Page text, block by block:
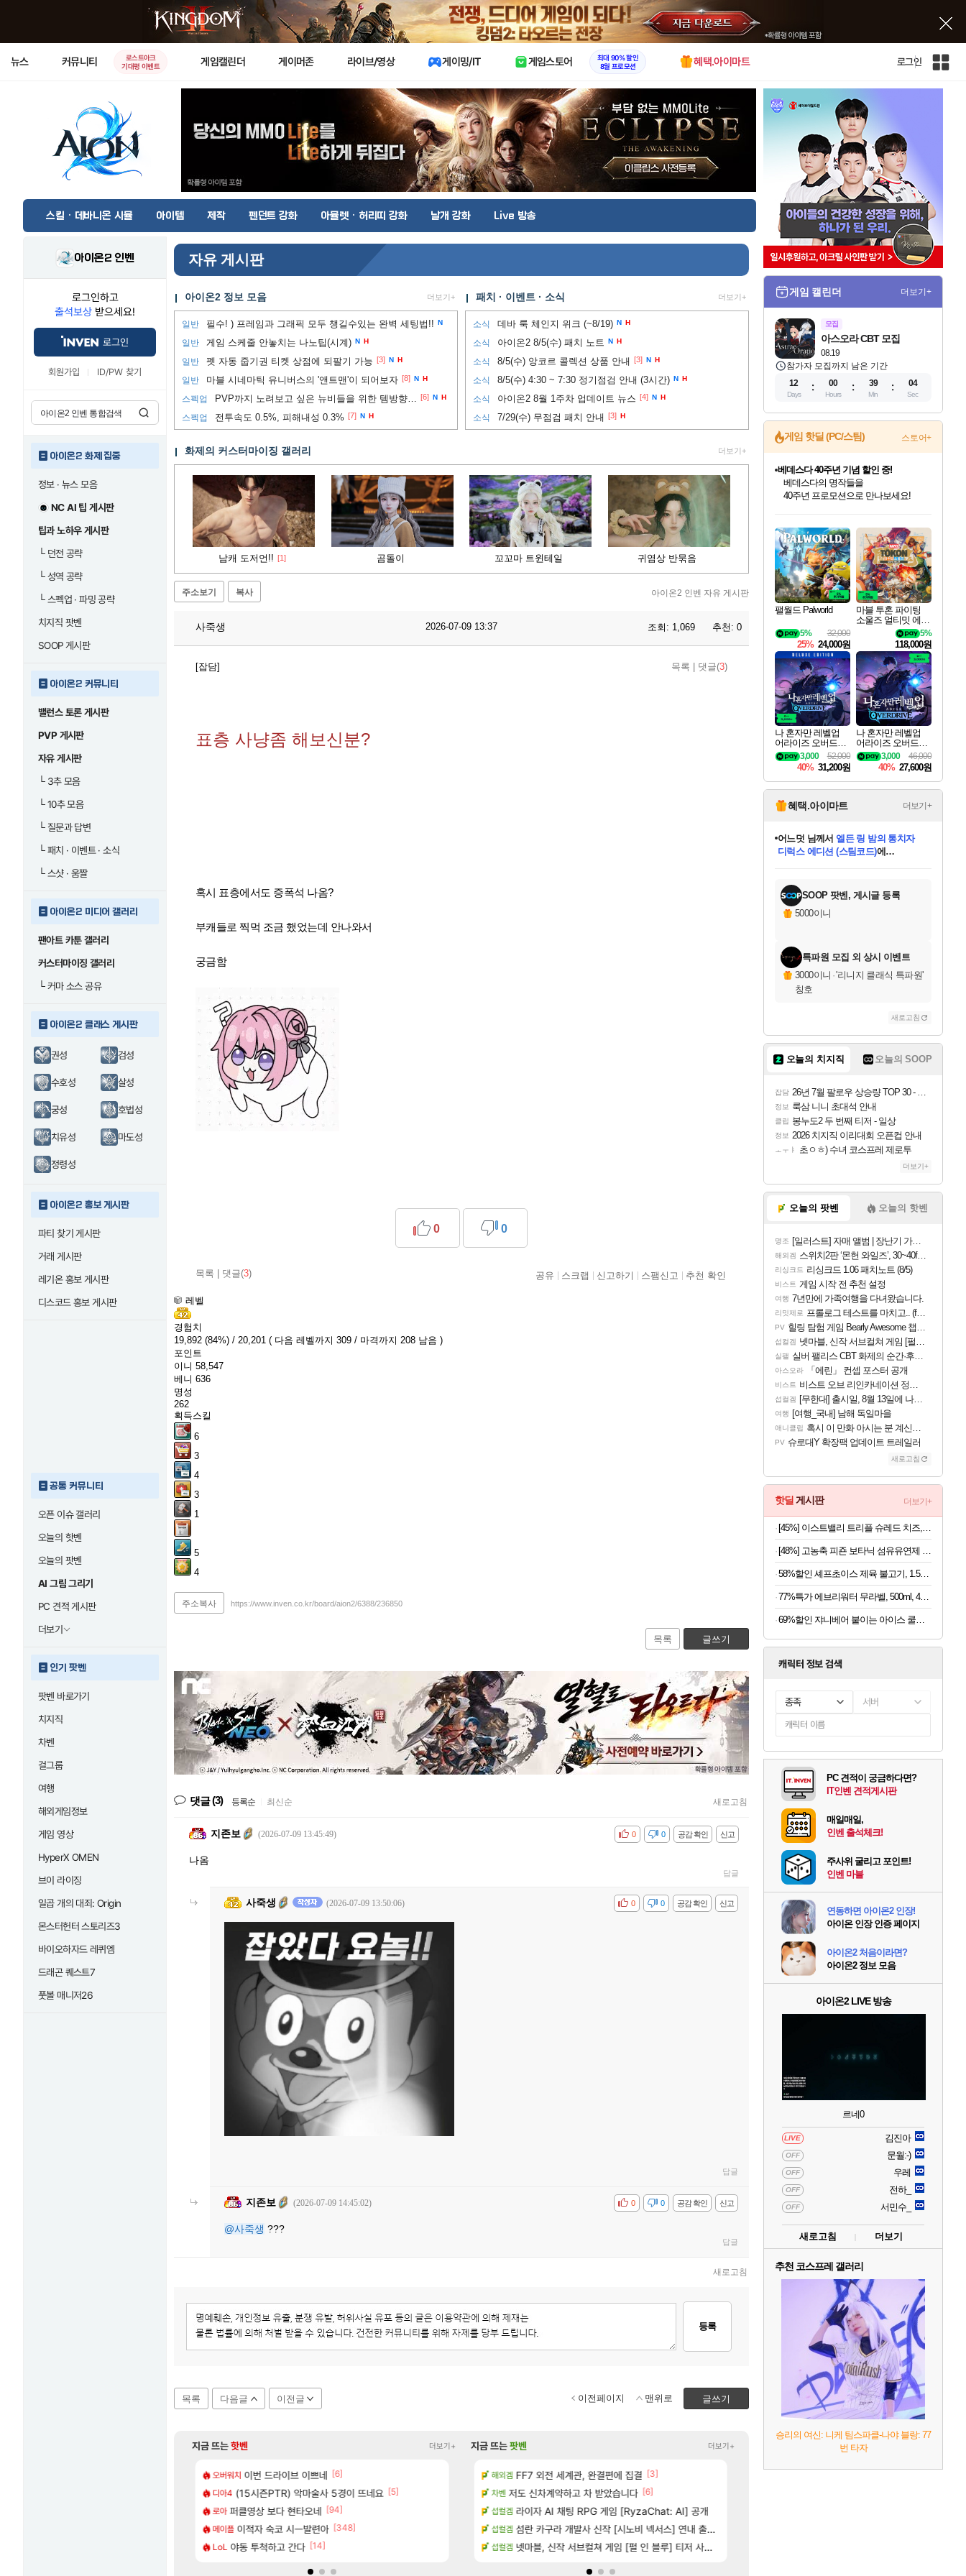
X
뉴스 커뮤니티
로스트아크
기대평 이벤트
게임캘린더 게이머존 라이브/영상 게이밍/IT 게임스토어
최대 90% 할인
8월 프로모션
혜택.아이마트 로그인
인
스킬 · 데바니온 시뮬 아이템 제작 펜던트 강화 아뮬렛 · 허리띠 강화 날개 강화 Live 방송
아이온2 인벤
로그인하고
출석보상 받으세요!
로그인
회원가입 ID/PW 찾기
아이온2 화제 집중
정보 · 뉴스 모음
NC AI 팁 게시판
팁과 노하우 게시판
└던전 공략
└성역 공략
└스펙업 · 파밍 공략
치지직 팟벤
SOOP 게시판
아이온2 커뮤니티
밸런스 토론 게시판
PVP 게시판
자유 게시판
└3추 모음
└10추 모음
└질문과 답변
└패치 · 이벤트 · 소식
└스샷 · 움짤
아이온2 미디어 갤러리
팬아트 카툰 갤러리
커스터마이징 갤러리
└커마 소스 공유
아이온2 클래스 게시판
권성 검성
수호성 살성
궁성 호법성
치유성 마도성
정령성
아이온2 홍보 게시판
파티 찾기 게시판
거래 게시판
레기온 홍보 게시판
디스코드 홍보 게시판
공통 커뮤니티
오픈 이슈 갤러리
오늘의 핫벤
오늘의 팟벤
AI 그림 그리기
PC 견적 게시판
더보기
인기 팟벤
팟벤 바로가기
치지직
차벤
걸그룹
여행
해외게임정보
게임 영상
HyperX OMEN
브이 라이징
일곱 개의 대죄: Origin
몬스터헌터 스토리즈3
바이오하자드 레퀴엠
드래곤 퀘스트7
풋볼 매니저26
자유 게시판
아이온2 정보 모음 더보기+
일반 필수! ) 프레임과 그래픽 모두 챙길수있는 완벽 세팅법!! N
일반 게임 스케줄 안놓치는 나노팁(시계) N H
일반 펫 자동 줍기권 티켓 상점에 되팔기 가능 [3] N H
일반 마블 시네마틱 유니버스의 '앤트맨'이 되어보자 [8] N H
스펙업 PVP까지 노려보고 싶은 뉴비들을 위한 템방향성 추천 [6] N H
스펙업 전투속도 0.5%, 피해내성 0.3% [7] N H
패치 · 이벤트 · 소식 더보기+
소식 데바 룩 체인지 위크 (~8/19) N H
소식 아이온2 8/5(수) 패치 노트 N H
소식 8/5(수) 앙코르 콜렉션 상품 안내 [3] N H
소식 8/5(수) 4:30 ~ 7:30 정기점검 안내 (3시간) N H
소식 아이온2 8월 1주차 업데이트 뉴스 [4] N H
소식 7/29(수) 무점검 패치 안내 [3] H
화제의 커스터마이징 갤러리 더보기+
남캐 도저언!! [1] 곰돌이 꼬꼬마 트윈테일 귀염상 반묶음
주소보기 복사 아이온2 인벤 자유 게시판
사죽생 2026-07-09 13:37 조회: 1,069 추천: 0
[잡담] 목록 댓글(3)
표층 사냥좀 해보신분?
혹시 표층에서도 증폭석 나옴?
부캐들로 찍먹 조금 했었는데 안나와서
궁금함
목록 댓글(3)
0 0
공유 스크랩 신고하기 스팸신고 추천 확인
레벨
경험치
19,892 (84%) / 20,201 ( 다음 레벨까지 309 / 마격까지 208 남음 )
포인트
이니 58,547
베니 636
명성
262
획득스킬
6
3
4
3
1
5
4
주소복사 https://www.inven.co.kr/board/aion2/6388/236850
목록 글쓰기
댓글(3) 등록순 최신순 새로고침
지존보 (2026-07-09 13:45:49) 신고
공감 확인
비공감 0
0
나옴
답글
사죽생 (2026-07-09 13:50:06) 신고
공감 확인
비공감 0
0
답글
지존보 (2026-07-09 14:45:02) 신고
공감 확인
비공감 0
0
@사죽생 ???
답글
새로고침
등록
목록 다음글 이전글 글쓰기
이전페이지 맨위로
지금 뜨는핫벤 더보기+
오버워치 이번 드라이브 이쁘네 [6]
디아4 (15시즌PTR) 악마술사 5경이 뜨네요 [5]
로아 퍼클영상 보다 현타오네 [94]
메이플 이적자 숙코 시ㅡ발련아 [348]
LoL 야동 투척하고 간다 [14]
메이플 빵 가격이 24500원 이라길래 결제 취소하고 나왔다
로아 100:8 보다 효율이 좋은 상향된 아제나 ㄷㄷ
메이플 빵값 문의 후기 [83]
메이플 우리 나라의 주적은?? [137]
로아 벨가 하드 찐 투력컷 [36]
지금 뜨는팟벤 더보기+
여행 7년만에 가족여행을 다녀왔습니다.
아스오라 「에린」 컨셉 포스터 공개
비스트 쿠를 먼저 보내서 기습하는 법
비스트 비스트 오브 리인카네이션 정보/공략글 모음
리싱크드 리싱크드 1.06 패치노트 (8/5)
해외겜 FF7 외전 세계관, 완결편에 집결 [3]
차벤 저도 신차계약하고 차 받았습니다 [6]
섭컬겜 라이자 AI 채팅 RPG 게임 [RyzaChat: AI] 공개
섭컬겜 섬란 카구라 개발사 신작 [시노비 넥서스] 연내 출시 예정
섭컬겜 넷마블, 신작 서브컬쳐 게임 [펄 인 블루] 티저 사이트 오픈
게임 캘린더 더보기+
모집
08.19
아스오라 CBT 모집
참가자 모집까지 남은 기간
12
Days
00
Hours
39
Min
03
Sec
게임 핫딜 (PC/스팀) 스토어+
최대 90% 할인가를 만나보세요!
네이버혜택과 함께 만나보세요!
50%할인&추가 적립까지!
이니&베니 혜택까지!
네이버 혜택가와 함께 예약하세요!
할인&네이버혜택으로 만나보세요!
네이버페이 혜택과 만나보세요!
베데스다 40주년 기념 할인 중!
베데스다의 명작들을
40주년 프로모션으로 만나보세요!
네이버 포인트 혜택까지!
할인가에 만나보세요!
일부 에디션 상시 할인!
혜택으로 예약 판매 중
편안하게 충전하세요
팰월드 Palworld
32,000
5%
25% 24,000원
마블 투혼 파이팅
소울즈 얼티밋 에디
션 예약구매 MARV
EL Tokon Fighting S
ouls Ultimate Edition
Pre-Purchase
5%
118,000원
나 혼자만 레벨업
어라이즈 오버드라
이브 디럭스 에디션
Solo Leveling Arise
Overdrive Deluxe Edi
tion
52,000
3,000
40% 31,200원
나 혼자만 레벨업
어라이즈 오버드라
이브 Solo Leveling A
rise
46,000
3,000
40% 27,600원
혜택.아이마트 더보기+
당첨되셨습니다.
당첨되셨습니다.
어느덧 님께서엘든 링 밤의 통치자
디럭스 에디션 (스팀코드)에
당첨되셨습니다.
에디션 (스팀코드) 를 교환.
당첨되셨습니다.
당첨되셨습니다.
당첨되셨습니다.
당첨되셨습니다.
SOOP 팟벤, 게시글 등록
5000이니
특파원 모집 외 상시 이벤트
3000이니 ·'리니지 클래식 특파원'
칭호
새로고침
오늘의 치지직 오늘의 SOOP
잡담 26년 7월 팔로우 상승량 TOP 30 - 월간 치지직
정보 룩삼 니니 초대석 안내
클립 봉누도2 두 번째 티저 - 일상
정보 2026 치지직 이리대회 오픈컵 안내
ㅗㅜㅑ 초ㅇㅎ) 수녀 코스프레 제로투
더보기+
오늘의 팟벤 오늘의 핫벤
명조 [일러스트] 자매 앨범 | 장난기 가득한 오후의 공원 (리메이크판)
해외겜 스위치2판 ‘몬헌 와일즈’, 30~40fps 목표 추정
리싱크드 리싱크드 1.06 패치노트 (8/5)
비스트 게임 시작 전 추천 설정
여행 7년만에 가족여행을 다녀왔습니다.
리밋제로 프롤로그 테스트를 마치고.. (feat. 리아)
PV 힐링 탐험 게임 Bearly Awesome 챕터 1 트레일러
섭컬겜 넷마블, 신작 서브컬쳐 게임 [펄 인 블루] 티저 사이트 오픈
실팰 실버 팰리스 CBT 화제의 순간·후기 모음
아스오라 「에린」 컨셉 포스터 공개
비스트 비스트 오브 리인카네이션 정보/공략글 모음
섭컬겜 [무한대] 출시일, 8월 13일에 나오나
여행 [여행_국내] 남해 독일마을
애니클립 혹시 이 만화 아시는 분 계신가요
PV 슈로대Y 확장팩 업데이트 트레일러
새로고침
핫딜 게시판 더보기+
58%할인 셰프초이스 제육 불고기, 1.5kg, 1개
77%특가 에브리워터 무라벨, 500ml, 40개
69%할인 쟈니베어 붙이는 아이스 쿨패치 쿨링시트, 30개, 1팩
캐릭터 정보 검색
종족 서버
PC 견적이 궁금하다면?
IT인벤 견적게시판
매일매일,
인벤 출석체크!
주사위 굴리고 포인트!
인벤 마블
연동하면 아이온2 인장!
아이온 인장 인증 페이지
아이온2 처음이라면?
아이온2 정보 모음
아이온2 LIVE 방송
르네0
LIVE 김진아
OFF 문월:-)
OFF 우레
OFF 전하_
OFF 서민수_
새로고침 더보기
추천 코스프레 갤러리
승리의 여신: 니케 팀스파클-나야 블랑: 77
번 타자